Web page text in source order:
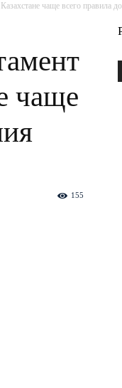
чаще всего правила
чаще
155